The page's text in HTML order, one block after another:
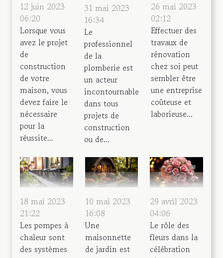
12 juin 2023
06:20
Lorsque vous
avez le projet
de
construction
de votre
maison, vous
devez faire le
nécessaire
pour la
réussite...
31 mai 2023
16:34
Le
professionnel
de la
plomberie est
un acteur
incontournable
dans tous
projets de
construction
ou de...
26 mai 2023
02:12
Effectuer des
travaux de
rénovation
chez soi peut
sembler être
une entreprise
coûteuse et
laborieuse...
18 mai 2023
21:22
Les pompes à
chaleur sont
des systèmes
10 mai 2023
16:08
Une
maisonnette
de jardin est
29 avril 2023
04:06
Le rôle des
fleurs dans la
célébration